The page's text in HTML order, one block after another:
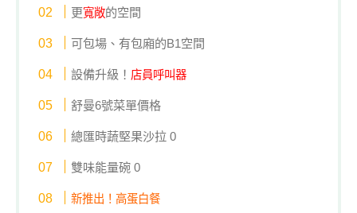
更寬敞的空間
可包場、有包廂的B1空間
設備升級！ 店員呼叫器
舒曼6號菜單價格
總匯時蔬堅果沙拉 0
雙味能量碗 0
新推出！高蛋白餐